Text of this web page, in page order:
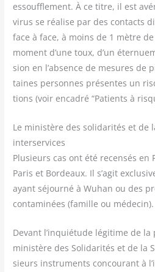
essouf­fle­ment. À ce titre, il est
virus se réa­lise par des contacts
face à face, à moins de 1 mètre
moment d’une toux, d’un
sion en l’absence de mesures de
taines per­sonnes pré­sentes un
tions (voir enca­dré “Patients à
Le ministère des solidarités et de
interservices
Plu­sieurs cas ont été recen­sés en
Paris et Bor­deaux. Il s’agit
ayant séjour­né à Wuhan ou des
conta­mi­nées (famille ou médecin).
Devant l’inquiétude légi­time de
minis­tère des Soli­da­ri­tés et de la
sieurs ins­tru­ments concou­rant à